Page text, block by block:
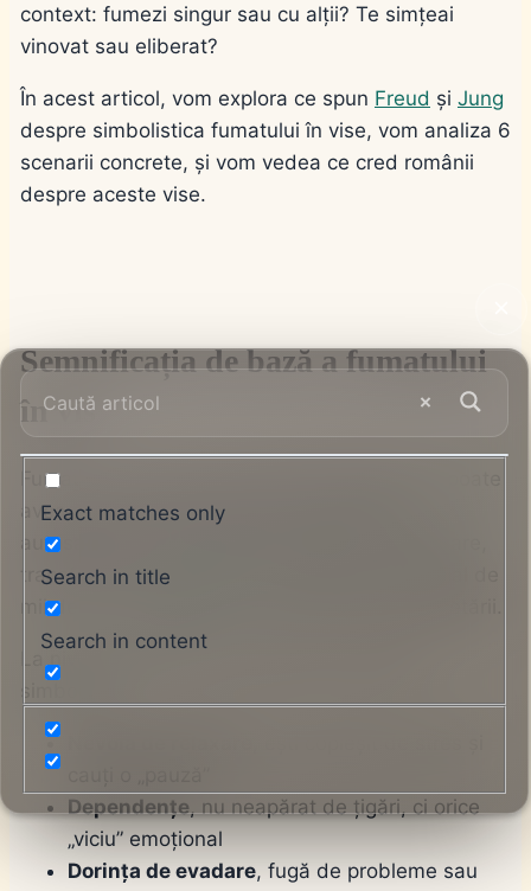
context: fumezi singur sau cu alții? Te simțeai
vinovat sau eliberat?
În acest articol, vom explora ce spun Freud și Jung
despre simbolistica fumatului în vise, vom analiza 6
scenarii concrete, și vom vedea ce cred românii
despre aceste vise.
Semnificația de bază a fumatului
în vis
Fumatul în vise este un simbol complex care poate
avea atât conotații negative (dependență,
autosabotaj) cât și pozitive (relaxare, socializare,
transformare).Tutunul
mii de ani, adăugând un strat spiritual interpretării.
La nivel fundamental, fumatul în vis poate
Dependențe, nu neapărat de țigări, ci orice
„viciu” emoțional
Dorința de evadare, fugă de probleme sau
Exact matches only
Search in title
Search in content